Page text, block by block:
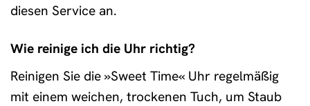
diesen Service an.
Wie reinige ich die Uhr richtig?
Reinigen Sie die »Sweet Time« Uhr regelmäßig
mit einem weichen, trockenen Tuch, um Staub